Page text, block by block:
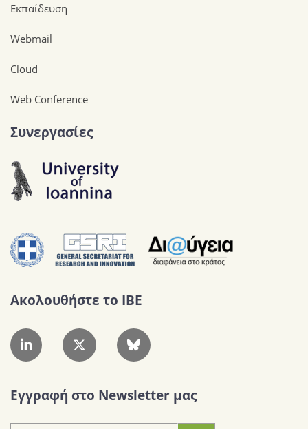
Εκπαίδευση
Webmail
Cloud
Web Conference
Συνεργασίες
Ακολουθήστε το IBE
Εγγραφή στο Newsletter μας